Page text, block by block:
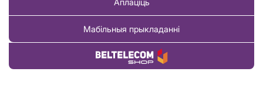
Аплаціць
Мабільныя прыкладанні
Купіць тавар